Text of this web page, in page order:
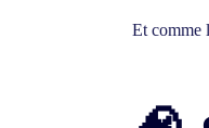
Et comme